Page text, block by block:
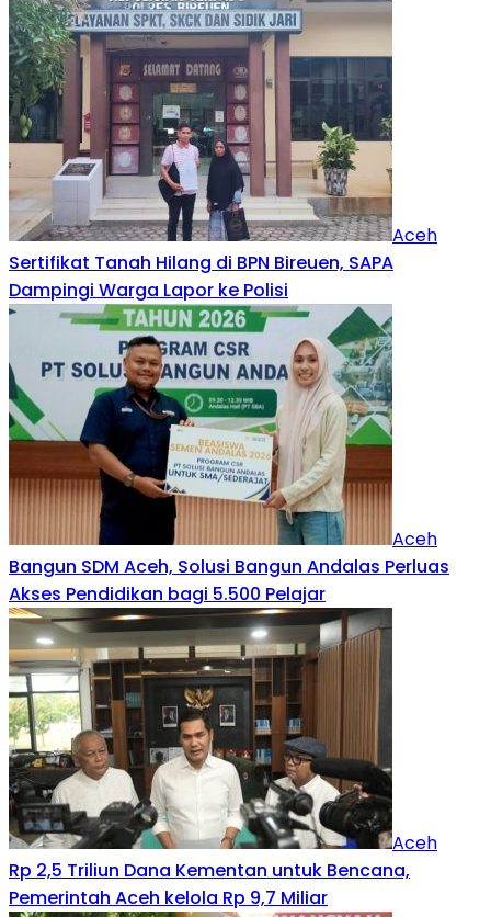
Aceh
Sertifikat Tanah Hilang di BPN Bireuen, SAPA
Dampingi Warga Lapor ke Polisi
Aceh
Bangun SDM Aceh, Solusi Bangun Andalas Perluas
Akses Pendidikan bagi 5.500 Pelajar
Aceh
Rp 2,5 Triliun Dana Kementan untuk Bencana,
Pemerintah Aceh kelola Rp 9,7 Miliar‎